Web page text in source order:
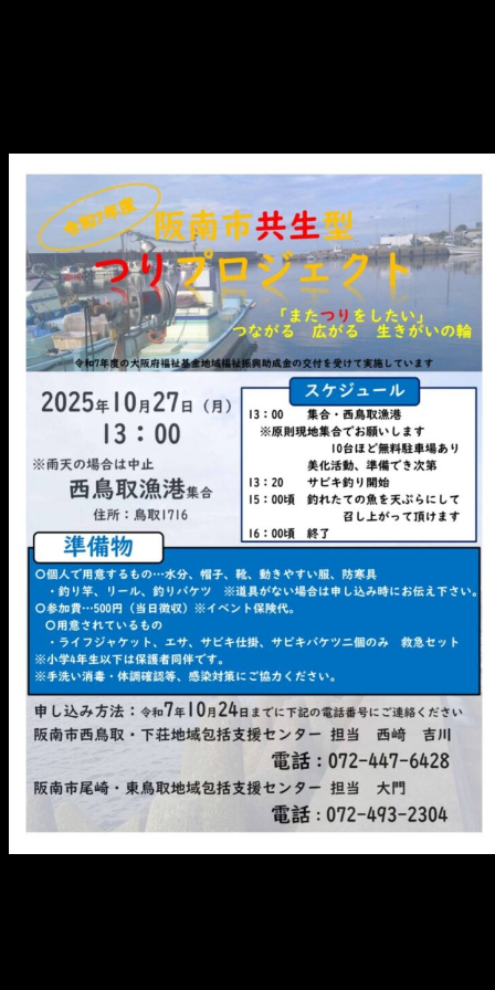
イ
ン
コ
ン
テ
ン
ツ
へ
移
動